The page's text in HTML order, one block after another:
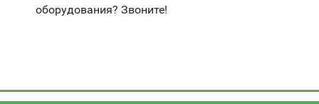
оборудования? Звоните!